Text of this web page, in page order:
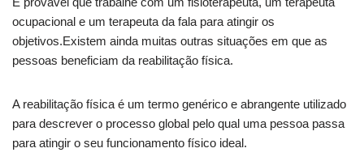
ocupacional e um terapeuta da fala para atingir os
objetivos.Existem ainda muitas outras situações em que as
pessoas beneficiam da reabilitação física.
A reabilitação física é um termo genérico e abrangente utilizado
para descrever o processo global pelo qual uma pessoa passa
para atingir o seu funcionamento físico ideal.